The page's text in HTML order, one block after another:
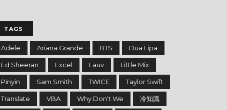
TAGS
Adele Ariana Grande BTS Dua Lipa
Ed Sheeran Excel Lauv Little Mix
Pinyin Sam Smith TWICE Taylor Swift
Translate VBA Why Don't We 冷知識